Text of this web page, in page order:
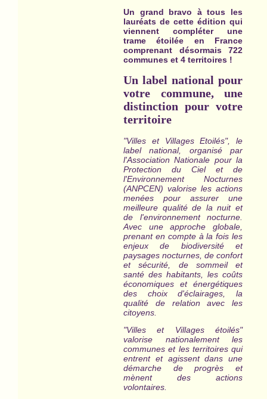
Un grand bravo à tous les
lauréats de cette édition qui
viennent compléter une
trame étoilée en France
comprenant désormais 722
communes et 4 territoires !
Un label national pour
votre commune, une
distinction pour votre
territoire
"Villes et Villages Etoilés", le
label national, organisé par
l'Association Nationale pour la
Protection du Ciel et de
l'Environnement Nocturnes
(ANPCEN) valorise les actions
menées pour assurer une
meilleure qualité de la nuit et
de l'environnement nocturne.
Avec une approche globale,
prenant en compte à la fois les
enjeux de biodiversité et
paysages nocturnes, de confort
et sécurité, de sommeil et
santé des habitants, les coûts
économiques et énergétiques
des choix d'éclairages, la
qualité de relation avec les
citoyens.
"Villes et Villages étoilés"
valorise nationalement les
communes et les territoires qui
entrent et agissent dans une
démarche de progrès et
mènent des actions
volontaires.